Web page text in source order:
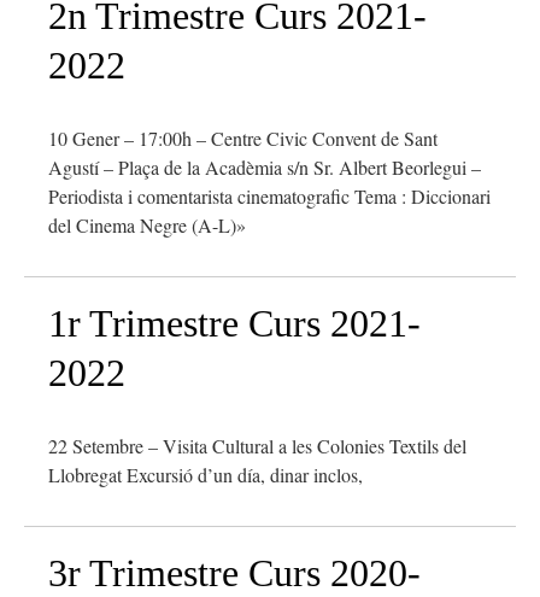
2n Trimestre Curs 2021-
2022
10 Gener – 17:00h – Centre Civic Convent de Sant
Agustí – Plaça de la Acadèmia s/n Sr. Albert Beorlegui –
Periodista i comentarista cinematografic Tema : Diccionari
del Cinema Negre (A-L)»
1r Trimestre Curs 2021-
2022
22 Setembre – Visita Cultural a les Colonies Textils del
Llobregat Excursió d’un día, dinar inclos,
3r Trimestre Curs 2020-